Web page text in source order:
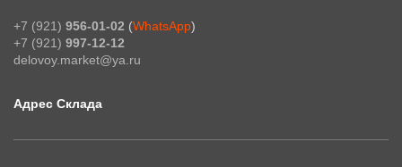
+7 (921) 956-01-02 (WhatsApp)
+7 (921) 997-12-12
delovoy.market@ya.ru
Адрес Склада